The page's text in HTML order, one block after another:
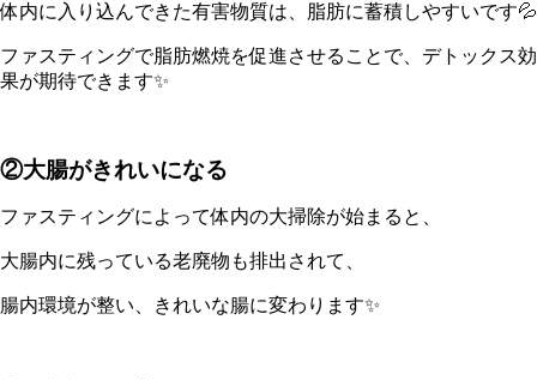
体内に入り込んできた有害物質は、脂肪に蓄積しやすいです💦
ファスティングで脂肪燃焼を促進させることで、デトックス効
果が期待できます✨
②大腸がきれいになる
ファスティングによって体内の大掃除が始まると、
大腸内に残っている老廃物も排出されて、
腸内環境が整い、きれいな腸に変わります✨